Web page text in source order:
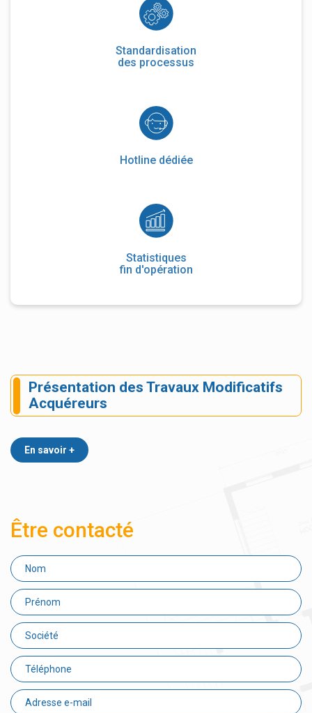
Standardisation
des processus
Hotline dédiée
Statistiques
fin d'opération
Présentation des Travaux Modificatifs
Acquéreurs
En savoir +
Être contacté